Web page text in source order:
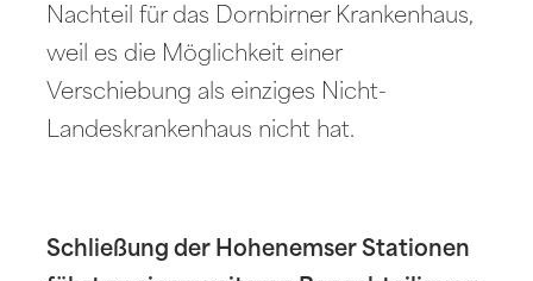
Nachteil für das Dornbirner Krankenhaus,
weil es die Möglichkeit einer
Verschiebung als einziges Nicht-
Landeskrankenhaus nicht hat.
Schließung der Hohenemser Stationen